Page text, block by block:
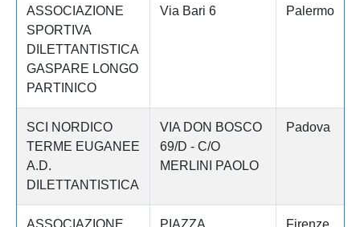
ASSOCIAZIONE
SPORTIVA
DILETTANTISTICA
GASPARE LONGO
PARTINICO
Via Bari 6 Palermo
SCI NORDICO
TERME EUGANEE
A.D.
DILETTANTISTICA
VIA DON BOSCO
69/D - C/O
MERLINI PAOLO
Padova
ASSOCIAZIONE
PIAZZA
Firenze